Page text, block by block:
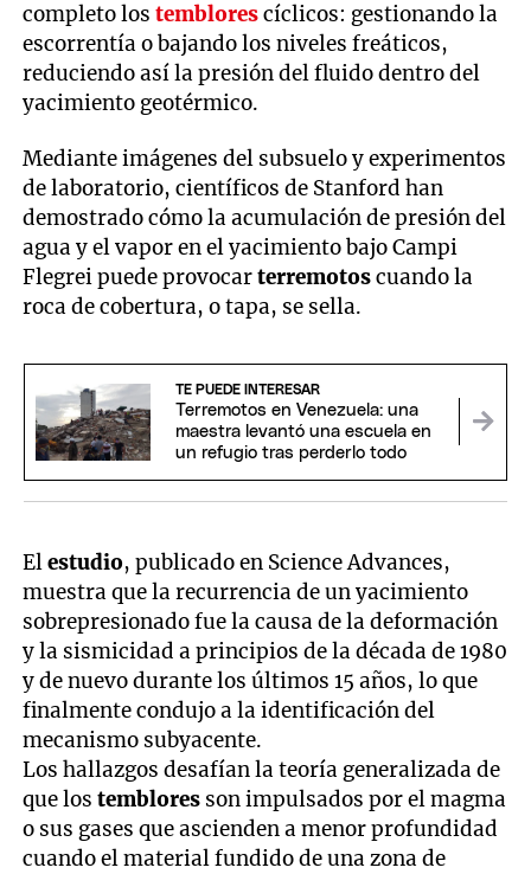
completo lostemblorescíclicos: gestionando la
escorrentía o bajando los niveles freáticos,
reduciendo así la presión del fluido dentro del
yacimiento geotérmico.
Mediante imágenes del subsuelo y experimentos
de laboratorio, científicos de Stanford han
demostrado cómo la acumulación de presión del
agua y el vapor en el yacimiento bajo Campi
Flegrei puede provocarterremotoscuando la
roca de cobertura, o tapa, se sella.
TE PUEDE INTERESAR
Terremotos en Venezuela: una
maestra levantó una escuela en
un refugio tras perderlo todo
Elestudio, publicado en Science Advances,
muestra que la recurrencia de un yacimiento
sobrepresionado fue la causa de la deformación
y la sismicidad a principios de la década de 1980
y de nuevo durante los últimos 15 años, lo que
finalmente condujo a la identificación del
mecanismo subyacente.
Los hallazgos desafían la teoría generalizada de
que lostemblores son impulsados por el magma
o sus gases que ascienden a menor profundidad
cuando el material fundido de una zona de